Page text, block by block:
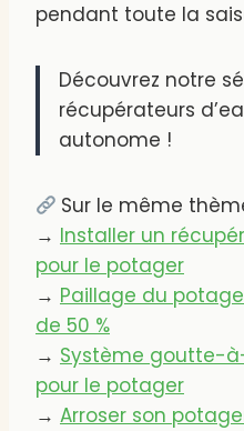
pendant toute la
Découvrez notre
récupérateurs
autonome !
Sur le même
→ Installer un
pour le potager
→ Paillage du
de 50 %
→ Système goutte-
pour le potager
→ Arroser son